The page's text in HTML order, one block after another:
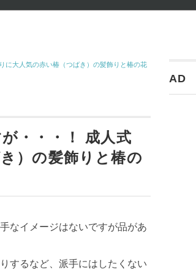
に大人気の赤い椿（つばき）の髪飾りと椿の花
・・・！ 成人式
）の髪飾りと椿の
なイメージはないですが品があ
するなど、派手にはしたくない
AD